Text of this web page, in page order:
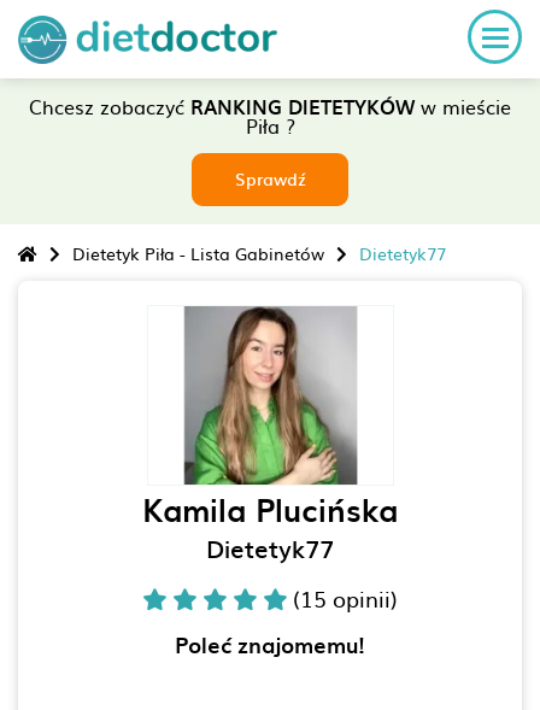
Chcesz zobaczyć RANKING DIETETYKÓWw mieście
Piła ?
Sprawdź
Dietetyk Piła - Lista Gabinetów Dietetyk77
Kamila Plucińska
Dietetyk77
(15 opinii)
Poleć znajomemu!